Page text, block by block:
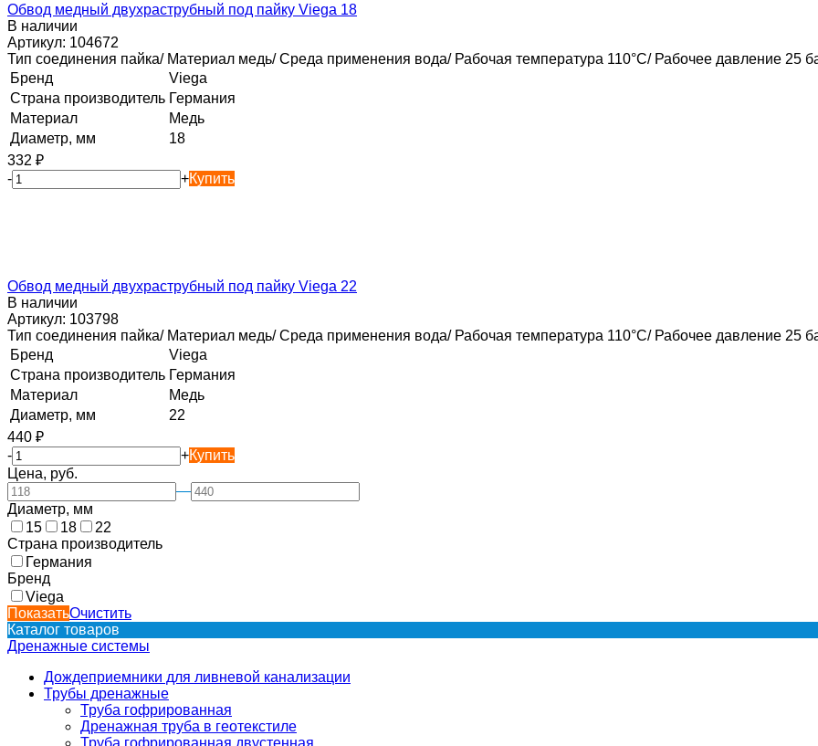
Обвод медный двухраструбный под пайку Viega 18
В наличии
Артикул: 104672
Тип соединения пайка/ Материал медь/ Среда применения вода/ Рабочая температура 110°C/ Рабочее давление 25
Бренд
Viega
Страна производитель Германия
Материал
Медь
Диаметр, мм
18
332 ₽
-
+Купить
Обвод медный двухраструбный под пайку Viega 22
В наличии
Артикул: 103798
Тип соединения пайка/ Материал медь/ Среда применения вода/ Рабочая температура 110°C/ Рабочее давление 25
Бренд
Viega
Страна производитель Германия
Материал
Медь
Диаметр, мм
22
440 ₽
-
+Купить
Цена, руб.
—
Диаметр, мм
15
18
22
Страна производитель
Германия
Бренд
Viega
ПоказатьОчистить
Каталог товаров
Дренажные системы
Дождеприемники для ливневой канализации
Трубы дренажные
Труба гофрированная
Дренажная труба в геотекстиле
Труба гофрированная двустенная